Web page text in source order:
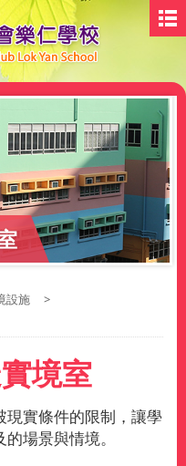
設施
>
境室
現實條件的限制，讓學
場景與情境。